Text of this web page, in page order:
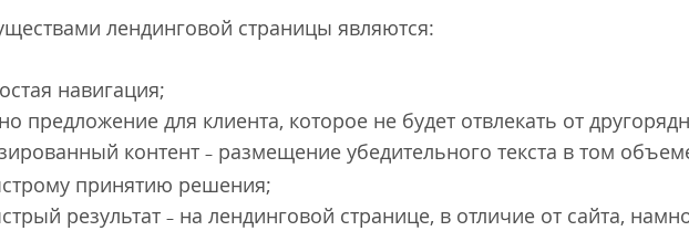
лендинговой страницы являются:
навигация;
предложение для клиента, которое не будет отвлекать от
контент– размещение убедительного текста в том
принятию решения;
результат– на лендинговой странице, в отличие от сайта,